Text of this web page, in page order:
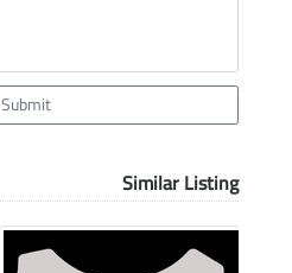
Submit
Similar Listing